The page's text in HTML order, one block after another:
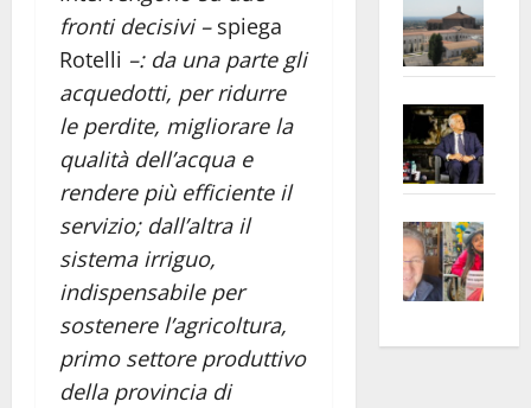
fronti decisivi – spiega
Rotelli –: da una parte gli
acquedotti, per ridurre
le perdite, migliorare la
qualità dell’acqua e
rendere più efficiente il
servizio; dall’altra il
sistema irriguo,
indispensabile per
sostenere l’agricoltura,
primo settore produttivo
della provincia di
euro
apre